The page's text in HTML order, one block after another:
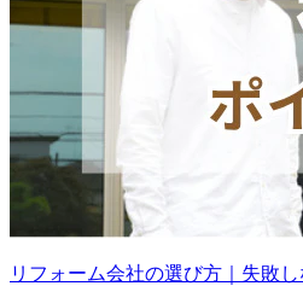
リフォーム会社の選び方｜失敗